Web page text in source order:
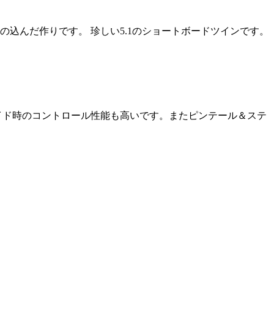
んだ作りです。 珍しい5.1のショートボードツインです。
時のコントロール性能も高いです。またピンテール＆ステ